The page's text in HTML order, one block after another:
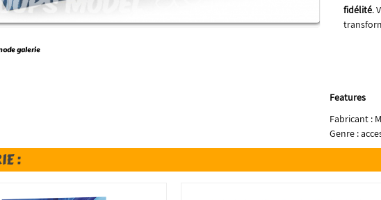
fidélité.
Features
Fabricant :
Genre :
galerie
: